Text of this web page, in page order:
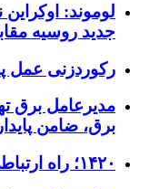
لوموند:
جدید روسیه
رکوردزنی عمل
برق، ضامن
۱۴۲۰؛ راه ارتباطی بیمه شدگان تأمین‌اجتماعی